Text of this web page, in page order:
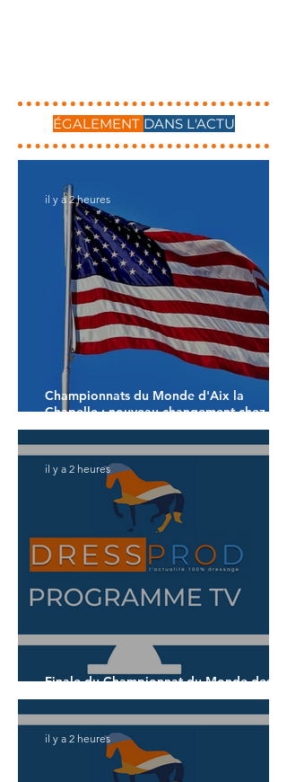
ÉGALEMENT DANS L'ACTU
Championnats du Monde d'Aix la
Chapelle : nouveau changement chez les
américains
il y a 2 heures
Finale du Championnat du Monde des 5
ans
il y a 2 heures
il y a 2 heures